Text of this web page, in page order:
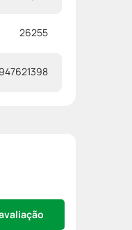
26255